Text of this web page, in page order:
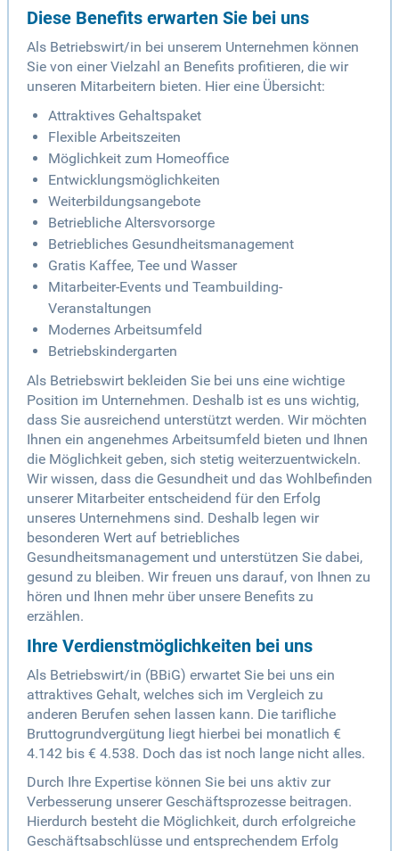
Diese Benefits erwarten Sie bei uns
Als Betriebswirt/in bei unserem Unternehmen können
Sie von einer Vielzahl an Benefits profitieren, die wir
unseren Mitarbeitern bieten. Hier eine Übersicht:
Attraktives Gehaltspaket
Flexible Arbeitszeiten
Möglichkeit zum Homeoffice
Entwicklungsmöglichkeiten
Weiterbildungsangebote
Betriebliche Altersvorsorge
Betriebliches Gesundheitsmanagement
Gratis Kaffee, Tee und Wasser
Mitarbeiter-Events und Teambuilding-
Veranstaltungen
Modernes Arbeitsumfeld
Betriebskindergarten
Als Betriebswirt bekleiden Sie bei uns eine wichtige
Position im Unternehmen. Deshalb ist es uns wichtig,
dass Sie ausreichend unterstützt werden. Wir möchten
Ihnen ein angenehmes Arbeitsumfeld bieten und Ihnen
die Möglichkeit geben, sich stetig weiterzuentwickeln.
Wir wissen, dass die Gesundheit und das Wohlbefinden
unserer Mitarbeiter entscheidend für den Erfolg
unseres Unternehmens sind. Deshalb legen wir
besonderen Wert auf betriebliches
Gesundheitsmanagement und unterstützen Sie dabei,
gesund zu bleiben. Wir freuen uns darauf, von Ihnen zu
hören und Ihnen mehr über unsere Benefits zu
erzählen.
Ihre Verdienstmöglichkeiten bei uns
Als Betriebswirt/in (BBiG) erwartet Sie bei uns ein
attraktives Gehalt, welches sich im Vergleich zu
anderen Berufen sehen lassen kann. Die tarifliche
Bruttogrundvergütung liegt hierbei bei monatlich €
4.142 bis € 4.538. Doch das ist noch lange nicht alles.
Durch Ihre Expertise können Sie bei uns aktiv zur
Verbesserung unserer Geschäftsprozesse beitragen.
Hierdurch besteht die Möglichkeit, durch erfolgreiche
Geschäftsabschlüsse und entsprechendem Erfolg